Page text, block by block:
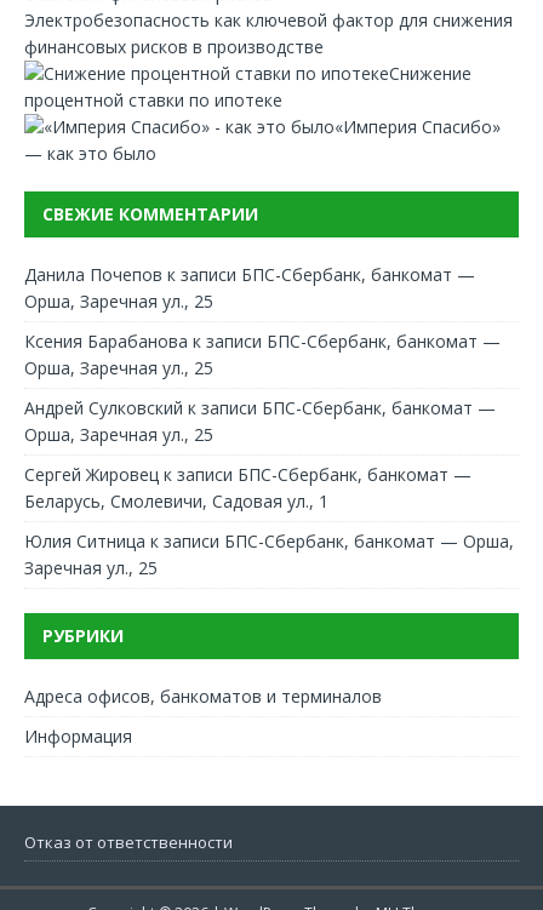
Электробезопасность как ключевой фактор для снижения
финансовых рисков в производстве
Снижение
процентной ставки по ипотеке
«Империя Спасибо»
— как это было
СВЕЖИЕ КОММЕНТАРИИ
Данила Почепов к записи БПС-Сбербанк, банкомат —
Орша, Заречная ул., 25
Ксения Барабанова к записи БПС-Сбербанк, банкомат —
Орша, Заречная ул., 25
Андрей Сулковский к записи БПС-Сбербанк, банкомат —
Орша, Заречная ул., 25
Сергей Жировец к записи БПС-Сбербанк, банкомат —
Беларусь, Смолевичи, Садовая ул., 1
Юлия Ситница к записи БПС-Сбербанк, банкомат — Орша,
Заречная ул., 25
РУБРИКИ
Адреса офисов, банкоматов и терминалов
Информация
Отказ от ответственности